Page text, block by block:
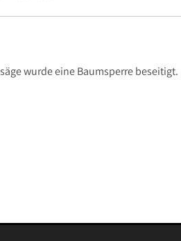
wurde eine Baumsperre beseitigt.